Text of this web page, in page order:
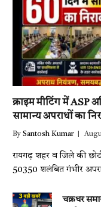
क्राइम मीटिंग में ASP
सामान्य अपराधों का
By Santosh Kumar
रायगढ़ शहर व जिले की
50350 शलंबित गंभीर
चक्रधर